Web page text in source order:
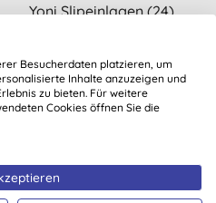
Yoni Slipeinlagen (24)
5,05 € KAUFEN
Besucherdaten platzieren, um
Inhalte anzuzeigen und
zu bieten. Für weitere
Cookies öffnen Sie die